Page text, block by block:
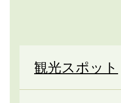
観光スポット